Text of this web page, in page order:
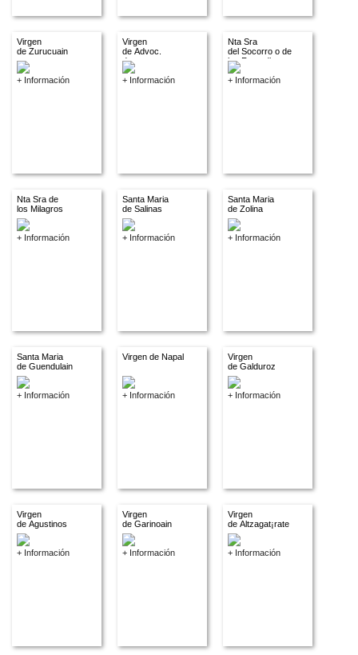
Virgen
de Zurucuain
+ Información
Virgen
de Advoc.
descon.
+ Información
Nta Sra
del Socorro o de
los Remedios
+ Información
Nta Sra de
los Milagros
+ Información
Santa Maria
de Salinas
+ Información
Santa Maria
de Zolina
+ Información
Santa Maria
de Guendulain
+ Información
Virgen de Napal
+ Información
Virgen
de Galduroz
+ Información
Virgen
de Agustinos
+ Información
Virgen
de Garinoain
+ Información
Virgen
de Altzagat¡rate
+ Información